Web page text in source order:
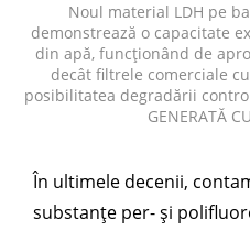
Noul material LDH pe
demonstrează o capacitate
din apă, funcționând de
decât filtrele comerciale
posibilitatea degradării
GENERATĂ
În ultimele decenii,
substanțe per- și